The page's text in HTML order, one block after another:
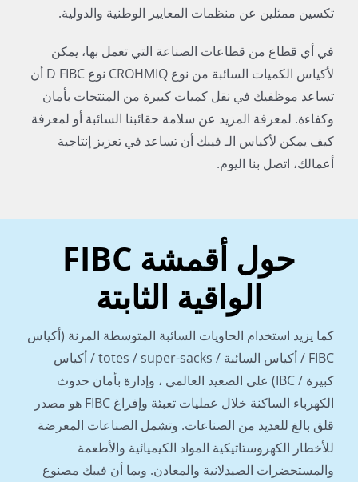
تكسين ممثلين عن منظمات المعايير الوطنية والدولية.
في أي قطاع من قطاعات الصناعة التي تعمل بها، يمكن
لأكياس الكميات السائبة من نوع CROHMIQ نوع D FIBC أن
تساعد موظفيك في نقل كميات كبيرة من المنتجات بأمان
وكفاءة. لمعرفة المزيد عن سلامة حقائبنا السائبة أو لمعرفة
كيف يمكن لأكياس الـ فيبك أن تساعد في تعزيز إنتاجية
أعمالك، اتصل بنا اليوم.
حول أقمشة FIBC
الواقية الثابتة
كما يزيد استخدام الحاويات السائبة المتوسطة المرنة (أكياس
FIBC / أكياس السائبة / totes / super-sacks / أكياس
كبيرة / IBC) على الصعيد العالمي ، وإدارة بأمان حدوث
الكهرباء الساكنة خلال عمليات تعبئة وإفراغ FIBC هو مصدر
قلق بالغ للعديد من الصناعات. وتشمل الصناعات المعرضة
للأخطار الكهروستاتيكية المواد الكيميائية والأطعمة
والمستحضرات الصيدلانية والمعادن. وبما أن فيبك مصنوع